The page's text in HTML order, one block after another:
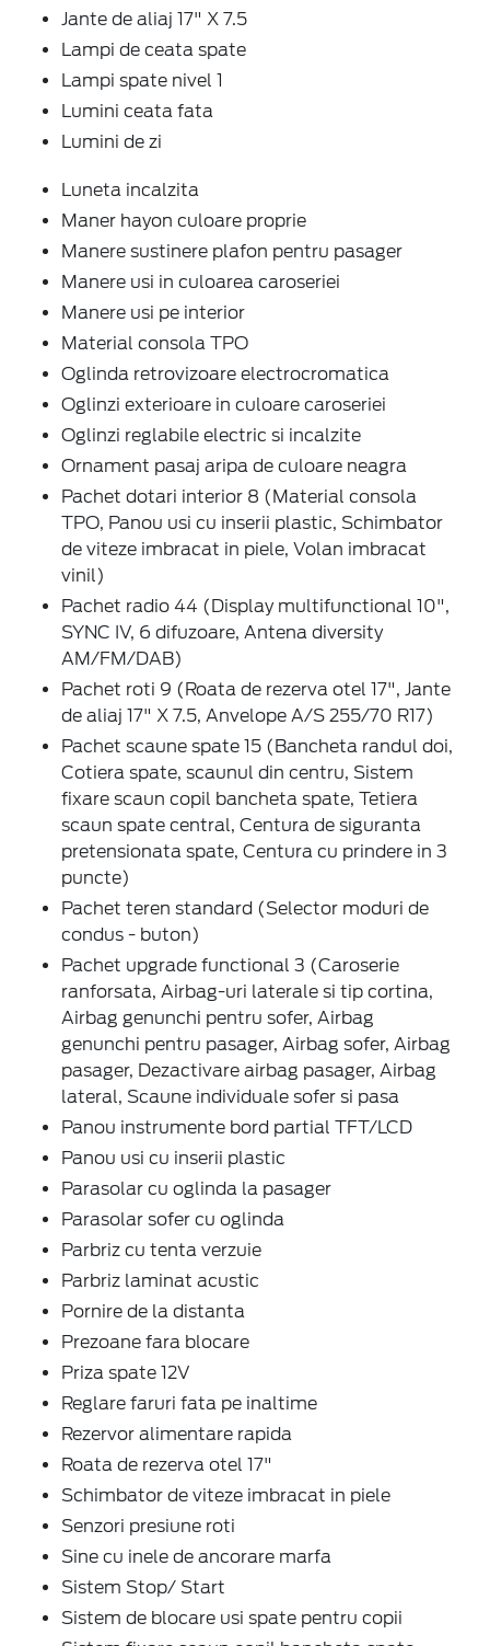
Jante de aliaj 17" X 7.5
Lampi de ceata spate
Lampi spate nivel 1
Lumini ceata fata
Lumini de zi
Luneta incalzita
Maner hayon culoare proprie
Manere sustinere plafon pentru pasager
Manere usi in culoarea caroseriei
Manere usi pe interior
Material consola TPO
Oglinda retrovizoare electrocromatica
Oglinzi exterioare in culoare caroseriei
Oglinzi reglabile electric si incalzite
Ornament pasaj aripa de culoare neagra
Pachet dotari interior 8 (Material consola
TPO, Panou usi cu inserii plastic, Schimbator
de viteze imbracat in piele, Volan imbracat
vinil)
Pachet radio 44 (Display multifunctional 10",
SYNC IV, 6 difuzoare, Antena diversity
AM/FM/DAB)
Pachet roti 9 (Roata de rezerva otel 17", Jante
de aliaj 17" X 7.5, Anvelope A/S 255/70 R17)
Pachet scaune spate 15 (Bancheta randul doi,
Cotiera spate, scaunul din centru, Sistem
fixare scaun copil bancheta spate, Tetiera
scaun spate central, Centura de siguranta
pretensionata spate, Centura cu prindere in 3
puncte)
Pachet teren standard (Selector moduri de
condus - buton)
Pachet upgrade functional 3 (Caroserie
ranforsata, Airbag-uri laterale si tip cortina,
Airbag genunchi pentru sofer, Airbag
genunchi pentru pasager, Airbag sofer, Airbag
pasager, Dezactivare airbag pasager, Airbag
lateral, Scaune individuale sofer si pasa
Panou instrumente bord partial TFT/LCD
Panou usi cu inserii plastic
Parasolar cu oglinda la pasager
Parasolar sofer cu oglinda
Parbriz cu tenta verzuie
Parbriz laminat acustic
Pornire de la distanta
Prezoane fara blocare
Priza spate 12V
Reglare faruri fata pe inaltime
Rezervor alimentare rapida
Roata de rezerva otel 17"
Schimbator de viteze imbracat in piele
Senzori presiune roti
Sine cu inele de ancorare marfa
Sistem Stop/ Start
Sistem de blocare usi spate pentru copii